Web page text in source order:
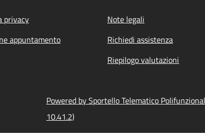
privacy
Note legali
appuntamento
Richiedi assistenza
Riepilogo valutazioni
Powered by Sportello Telematico
10.41.2)